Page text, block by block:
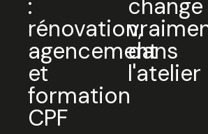
:
rénovation,
agencement
et
formation
CPF
change
dans
l'atelier